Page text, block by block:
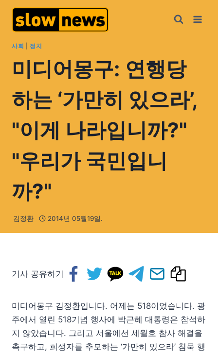
사회 정치
미디어몽구: 연행당
하는 ‘가만히 있으라’,
"이게 나라입니까?"
"우리가 국민입니
까?"
김정환 2014년 05월19일.
기사 공유하기
미디어몽구 김정환입니다. 어제는 518이었습니다. 광
주에서 열린 518기념 행사에 박근혜 대통령은 참석하
지 않았습니다. 그리고 서울에선 세월호 참사 해결을
촉구하고, 희생자를 추모하는 ‘가만히 있으라’ 침묵 행